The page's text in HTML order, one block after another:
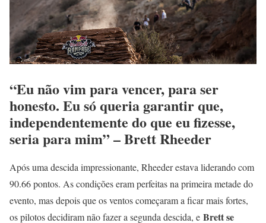
“Eu não vim para vencer, para ser
honesto. Eu só queria garantir que,
independentemente do que eu fizesse,
seria para mim” – Brett Rheeder
Após uma descida impressionante, Rheeder estava liderando com
90.66 pontos. As condições eram perfeitas na primeira metade do
evento, mas depois que os ventos começaram a ficar mais fortes,
os pilotos decidiram não fazer a segunda descida, e Brett se